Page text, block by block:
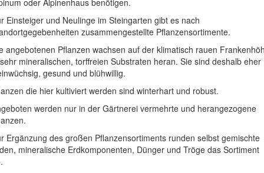
Einsteiger und Neulinge im Steingarten gibt es nach
zusammengestellte Pflanzensortimente.
angebotenen Pflanzen wachsen auf der klimatisch rauen
mineralischen, torffreien Substraten heran. Sie sind deshalb eher
gesund und blühwillig.
die hier kultiviert werden sind winterhart und robust.
werden nur in der Gärtnerei vermehrte und herangezogene
Ergänzung des großen Pflanzensortiments runden selbst gemischte
mineralische Erdkomponenten, Dünger und Tröge das Sortiment